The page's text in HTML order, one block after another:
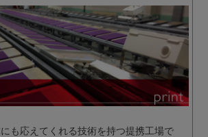
も応えてくれる技術を持つ提携工場で